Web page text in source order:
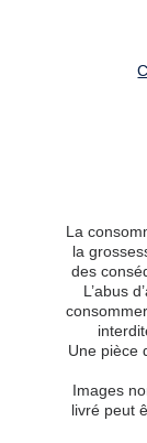
La
la
des
L’abus
Une pièce
Images
livré peut